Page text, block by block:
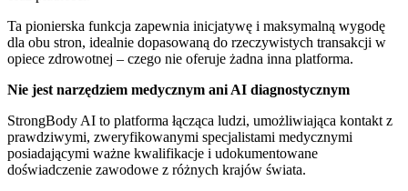
Ta pionierska funkcja zapewnia inicjatywę i maksymalną wygodę
dla obu stron, idealnie dopasowaną do rzeczywistych transakcji w
opiece zdrowotnej – czego nie oferuje żadna inna platforma.
Nie jest narzędziem medycznym ani AI diagnostycznym
StrongBody AI to platforma łącząca ludzi, umożliwiająca kontakt z
prawdziwymi, zweryfikowanymi specjalistami medycznymi
posiadającymi ważne kwalifikacje i udokumentowane
doświadczenie zawodowe z różnych krajów świata.